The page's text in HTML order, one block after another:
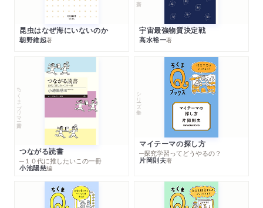
昆虫はなぜ海にいないのか
朝野維起著
宇宙最強物質決定戦
高水裕一著
ちくまプリマー新書
つながる読書
─１０代に推したいこの一冊
小池陽慈編
シリーズ・全集
マイテーマの探し方
─探究学習ってどうやるの？
片岡則夫著